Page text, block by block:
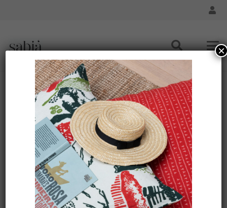
Housse de coussin lin 80×80 – Motif RECANTO
/ Maison - Coussin/Maison - Housse de Coussin
/ Housse de coussin lin 80×80 – Motif RECANTO
×